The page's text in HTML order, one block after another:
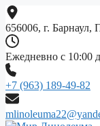
Перейти
к
содержимому
656006, г. Барнаул,
Ежедневно с 10:00
+7 (963) 189-49-82